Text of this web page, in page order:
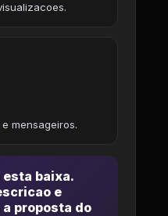
mensageiros.
baixa.
e
proposta do